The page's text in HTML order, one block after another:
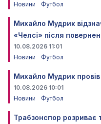
Новини
Футбол
Михайло Мудрик
«Челсі» після
10.08.2026 11:01
Новини
Футбол
Михайло Мудрик
10.08.2026 10:01
Новини
Футбол
Трабзонспор